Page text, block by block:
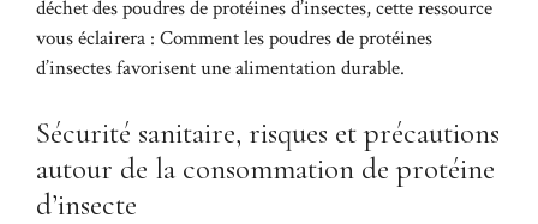
déchet des poudres de protéines d’insectes, cette ressource
vous éclairera : Comment les poudres de protéines
d’insectes favorisent une alimentation durable.
Sécurité sanitaire, risques et précautions
autour de la consommation de protéine
d’insecte